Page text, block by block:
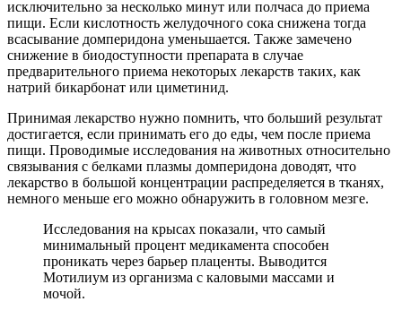
исключительно за несколько минут или полчаса до приема
пищи. Если кислотность желудочного сока снижена тогда
всасывание домперидона уменьшается. Также замечено
снижение в биодоступности препарата в случае
предварительного приема некоторых лекарств таких, как
натрий бикарбонат или циметинид.
Принимая лекарство нужно помнить, что больший результат
достигается, если принимать его до еды, чем после приема
пищи. Проводимые исследования на животных относительно
связывания с белками плазмы домперидона доводят, что
лекарство в большой концентрации распределяется в тканях,
немного меньше его можно обнаружить в головном мезге.
Исследования на крысах показали, что самый
минимальный процент медикамента способен
проникать через барьер плаценты. Выводится
Мотилиум из организма с каловыми массами и
мочой.